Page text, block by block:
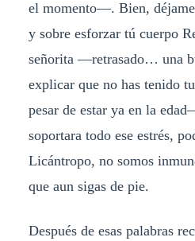
el momento—. Bien,
y sobre esforzar tú cuerpo
señorita —retrasado… una
explicar que no has tenido
pesar de estar ya en la
soportara todo ese estrés,
Licántropo, no somos
que aun sigas de pie.
Después de esas palabras